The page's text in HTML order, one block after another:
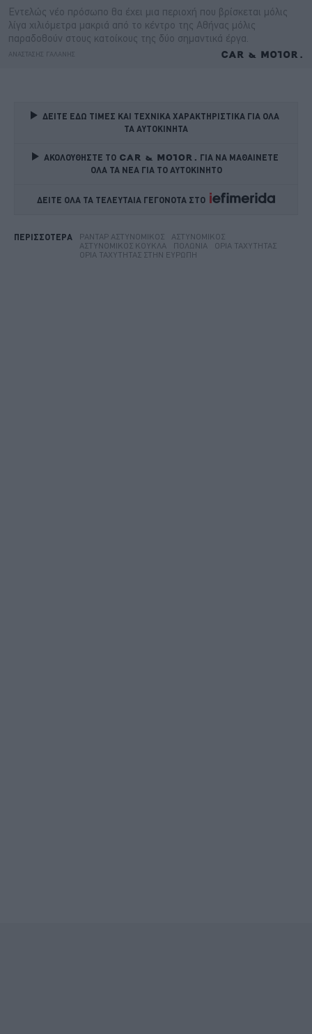
ΔΕΙΤΕ ΕΔΩ ΤΙΜΕΣ ΚΑΙ ΤΕΧΝΙΚΑ ΧΑΡΑΚΤΗΡΙΣΤΙΚΑ ΓΙΑ ΟΛΑ
ΤΑ ΑΥΤΟΚΙΝΗΤΑ
ΑΚΟΛΟΥΘΗΣΤΕ ΤΟ
ΓΙΑ ΝΑ ΜΑΘΑΙΝΕΤΕ
ΟΛΑ ΤΑ ΝΕΑ ΓΙΑ ΤΟ ΑΥΤΟΚΙΝΗΤΟ
ΔΕΙΤΕ ΟΛΑ ΤΑ ΤΕΛΕΥΤΑΙΑ ΓΕΓΟΝΟΤΑ ΣΤΟ
ΠΕΡΙΣΣΟΤΕΡΑ ΡΑΝΤΆΡ ΑΣΤΥΝΟΜΙΚΌΣ
ΑΣΤΥΝΟΜΙΚΌΣ
ΑΣΤΥΝΟΜΙΚΌΣ ΚΟΎΚΛΑ
ΠΟΛΩΝΊΑ
ΌΡΙΑ ΤΑΧΎΤΗΤΑΣ
ΌΡΙΑ ΤΑΧΎΤΗΤΑΣ ΣΤΗΝ ΕΥΡΏΠΗ